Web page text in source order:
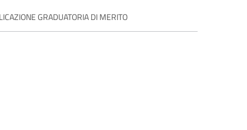
GRADUATORIA DI MERITO